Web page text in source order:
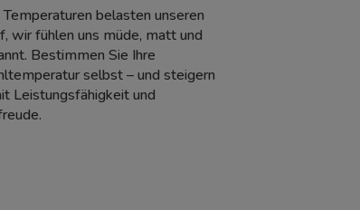
Temperaturen belasten unseren
wir fühlen uns müde, matt und
Bestimmen Sie Ihre
selbst – und steigern
Leistungsfähigkeit und